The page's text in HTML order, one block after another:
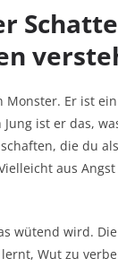
Monster. Er ist
Jung ist er das,
die du
aus
wütend wird.
lernt, Wut zu